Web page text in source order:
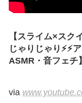
【スライム×スク
じゃりじゃり⚡⚡
ASMR・音フェチ】
via